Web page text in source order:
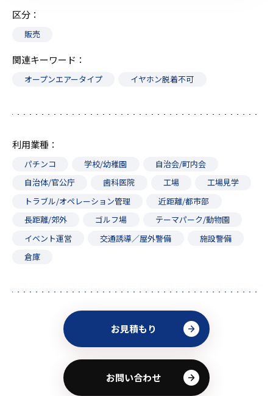
区分
販売
関連キーワード
オープンエアータイプ イヤホン脱着不可
利用業種
パチンコ 学校/幼稚園
自治会/町内会
自治体/官公庁
歯科医院 工場
工場見学
トラブル/オペレーション管理
近距離/都市部
長距離/郊外
ゴルフ場
テーマパーク/動物園
イベント運営
交通誘導／屋外警備
施設警備
倉庫
お見積もり
お問い合わせ